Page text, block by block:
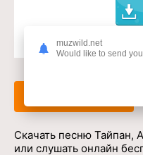
Доступ к
Скачать песню Тайпан,
или слушать онлайн
muzwild.net
Would like to send